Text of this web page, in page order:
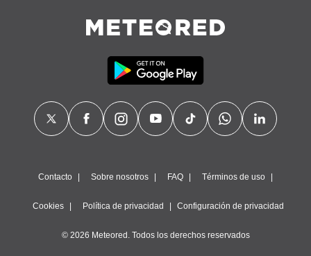
Contacto Sobre nosotros FAQ Términos de uso
Cookies Política de privacidad Configuración de privacidad
© 2026 Meteored. Todos los derechos reservados